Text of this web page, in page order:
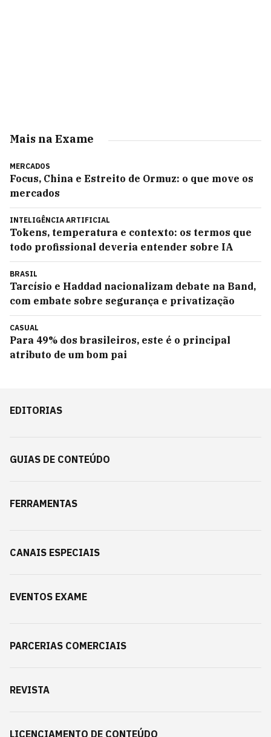
Mais na Exame
MERCADOS
Focus, China e Estreito de Ormuz: o que move os
mercados
INTELIGÊNCIA ARTIFICIAL
Tokens, temperatura e contexto: os termos que
todo profissional deveria entender sobre IA
BRASIL
Tarcísio e Haddad nacionalizam debate na Band,
com embate sobre segurança e privatização
CASUAL
Para 49% dos brasileiros, este é o principal
atributo de um bom pai
EDITORIAS
GUIAS DE CONTEÚDO
FERRAMENTAS
CANAIS ESPECIAIS
EVENTOS EXAME
PARCERIAS COMERCIAIS
REVISTA
LICENCIAMENTO DE CONTEÚDO